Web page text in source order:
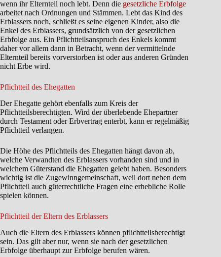
wenn ihr Elternteil noch lebt. Denn die gesetzliche Erbfolge
arbeitet nach Ordnungen und Stämmen. Lebt das Kind des
Erblassers noch, schließt es seine eigenen Kinder, also die
Enkel des Erblassers, grundsätzlich von der gesetzlichen
Erbfolge aus. Ein Pflichtteilsanspruch des Enkels kommt
daher vor allem dann in Betracht, wenn der vermittelnde
Elternteil bereits vorverstorben ist oder aus anderen Gründen
nicht Erbe wird.
Pflichtteil des Ehegatten
Der Ehegatte gehört ebenfalls zum Kreis der
Pflichtteilsberechtigten. Wird der überlebende Ehepartner
durch Testament oder Erbvertrag enterbt, kann er regelmäßig
Pflichtteil verlangen.
Die Höhe des Pflichtteils des Ehegatten hängt davon ab,
welche Verwandten des Erblassers vorhanden sind und in
welchem Güterstand die Ehegatten gelebt haben. Besonders
wichtig ist die Zugewinngemeinschaft, weil dort neben dem
Pflichtteil auch güterrechtliche Fragen eine erhebliche Rolle
spielen können.
Pflichtteil der Eltern des Erblassers
Auch die Eltern des Erblassers können pflichtteilsberechtigt
sein. Das gilt aber nur, wenn sie nach der gesetzlichen
Erbfolge überhaupt zur Erbfolge berufen wären.